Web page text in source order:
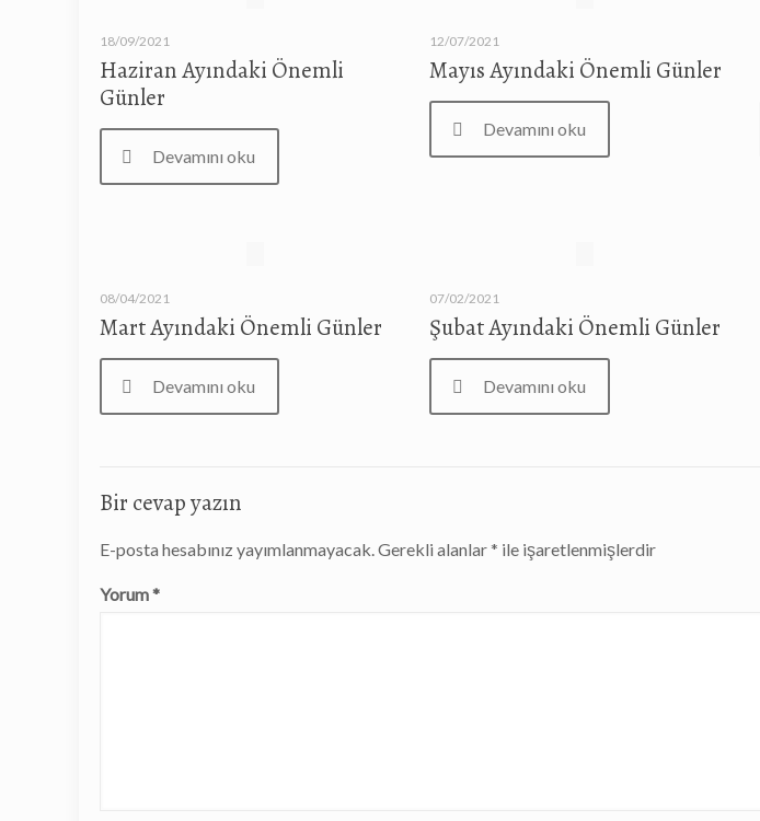
18/09/2021
Haziran Ayındaki Önemli
Günler
Devamını oku
12/07/2021
Mayıs Ayındaki Önemli Günler
Devamını oku
08/04/2021
Mart Ayındaki Önemli Günler
Devamını oku
07/02/2021
Şubat Ayındaki Önemli Günler
Devamını oku
Bir cevap yazın
E-posta hesabınız yayımlanmayacak.Gerekli alanlar* ile işaretlenmişlerdir
Yorum*